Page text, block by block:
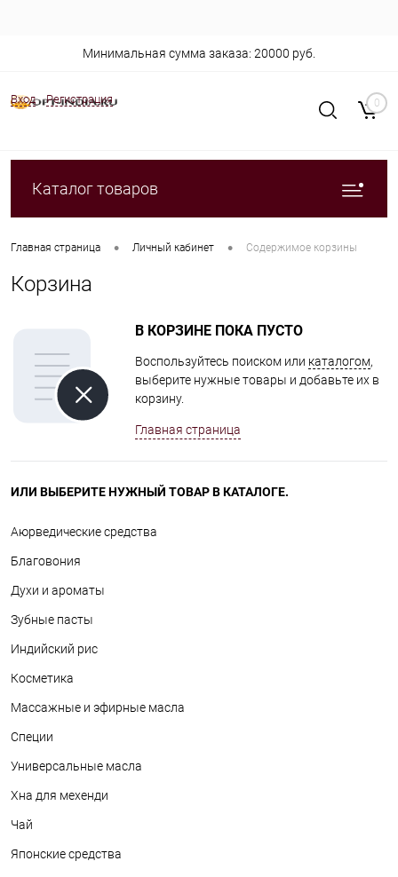
Вход Регистрация
Минимальная сумма заказа: 20000 руб.
0
Каталог товаров
Главная страница • Личный кабинет • Содержимое корзины
Корзина
В КОРЗИНЕ ПОКА ПУСТО
Воспользуйтесь поиском или каталогом,
выберите нужные товары и добавьте их в
корзину.
Главная страница
ИЛИ ВЫБЕРИТЕ НУЖНЫЙ ТОВАР В КАТАЛОГЕ.
Аюрведические средства
Благовония
Духи и ароматы
Зубные пасты
Индийский рис
Косметика
Массажные и эфирные масла
Специи
Универсальные масла
Хна для мехенди
Чай
Японские средства